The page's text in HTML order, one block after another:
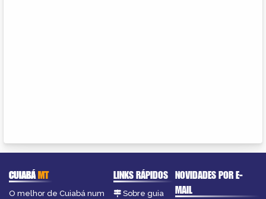
CUIABÁMT
O melhor de Cuiabá num
LINKS RÁPIDOS
Sobre guia
NOVIDADES POR E-
MAIL